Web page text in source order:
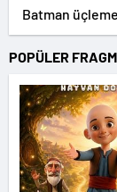
Batman
POPÜLER